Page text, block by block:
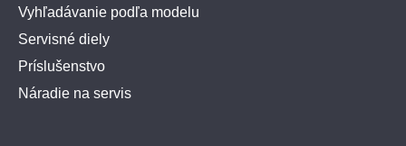
Vyhľadávanie podľa modelu
Servisné diely
Príslušenstvo
Náradie na servis